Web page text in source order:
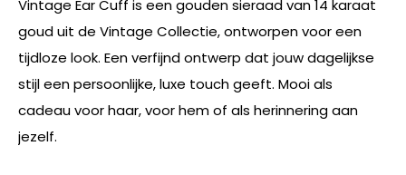
Vintage Ear Cuff is een gouden sieraad van 14 karaat
goud uit de Vintage Collectie, ontworpen voor een
tijdloze look. Een verfijnd ontwerp dat jouw dagelijkse
stijl een persoonlijke, luxe touch geeft. Mooi als
cadeau voor haar, voor hem of als herinnering aan
jezelf.